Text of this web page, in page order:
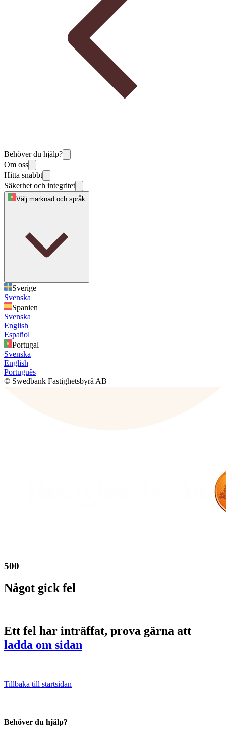
Behöver du hjälp?
Om oss
Hitta snabbt
Säkerhet och integritet
Välj marknad och språk
Sverige
Svenska
Spanien
Svenska
English
Español
Portugal
Svenska
English
Português
© Swedbank Fastighetsbyrå AB
500
Något gick fel
Ett fel har inträffat, prova gärna att
ladda om sidan
Tillbaka till startsidan
Behöver du hjälp?